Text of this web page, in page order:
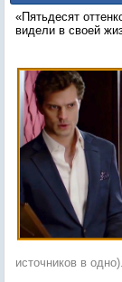
«Пятьдесят
видели в своей
источников в одно).